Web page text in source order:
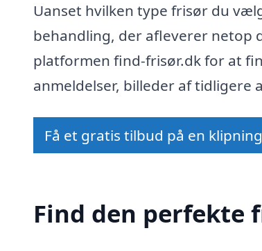
Uanset hvilken type frisør du
behandling, der afleverer netop
platformen find-frisør.dk for at
anmeldelser, billeder af tidligere
Få et gratis tilbud på en
Find den perfekte